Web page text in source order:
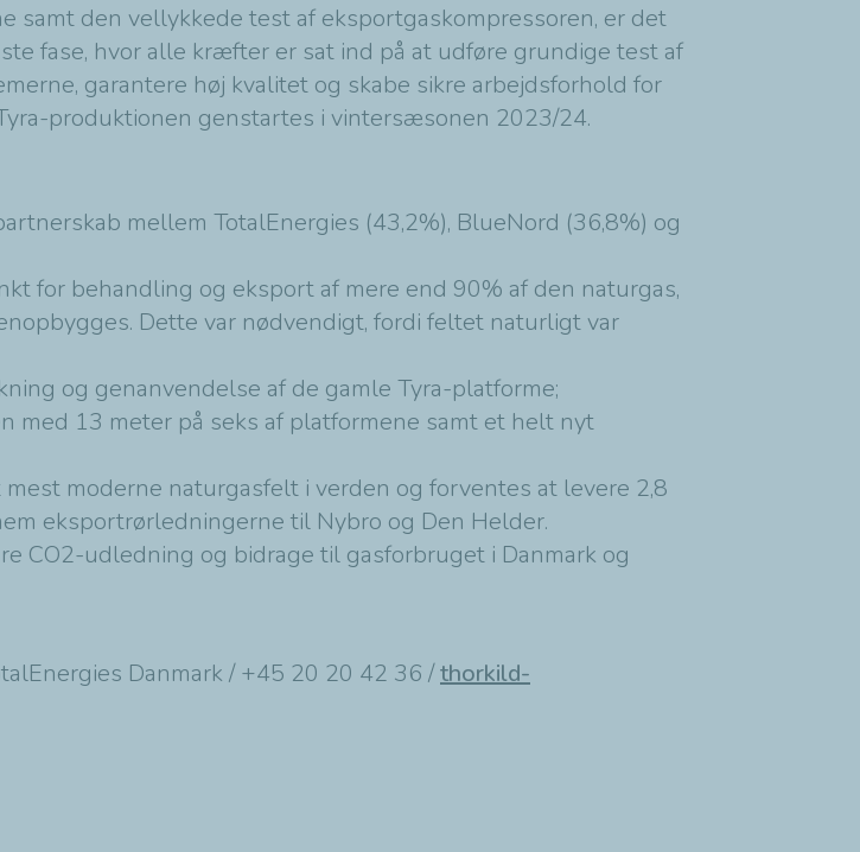
den vellykkede test af eksportgaskompressoren, er det
fase, hvor alle kræfter er sat ind på at udføre grundige test af
garantere høj kvalitet og skabe sikre arbejdsforhold for
produktionen genstartes i vintersæsonen 2023/24.
mellem TotalEnergies (43,2%), BlueNord (36,8%) og
for behandling og eksport af mere end 90% af den naturgas,
Dette var nødvendigt, fordi feltet naturligt var
og genanvendelse af de gamle Tyra-platforme;
13 meter på seks af platformene samt et helt nyt
moderne naturgasfelt i verden og forventes at levere 2,8
eksportrørledningerne til Nybro og Den Helder.
CO2-udledning og bidrage til gasforbruget i Danmark og
Danmark / +45 20 20 42 36 /thorkild-